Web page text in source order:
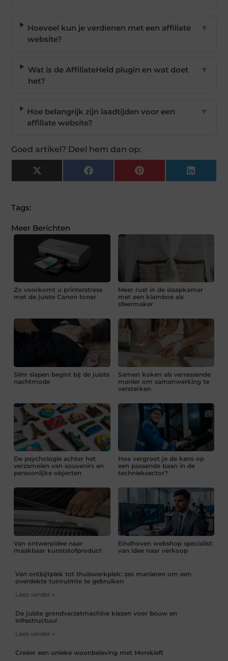
Hoeveel kun je verdienen met een affiliate
website?
▼
Wat is de AffiliateHeld plugin en wat doet
het?
▼
Hoe belangrijk zijn laadtijden voor een
affiliate website?
▼
Goed artikel? Deel hem dan op:
X
(Twitter)
Facebook Pinterest
Tags:
Meer Berichten
Zo voorkomt u printerstress
met de juiste Canon toner
Meer rust in de slaapkamer
met een klamboe als
sfeermaker
Slim slapen begint bij de juiste
nachtmode
Samen koken als verrassende
manier om samenwerking te
versterken
De psychologie achter het
verzamelen van souvenirs en
persoonlijke objecten
Hoe vergroot je de kans op
een passende baan in de
technieksector?
Van ontwerpidee naar
maakbaar kunststofproduct
Eindhoven webshop specialist:
van idee naar verkoop
Van ontbijtplek tot thuiswerkplek: zes manieren om een
overdekte tuinruimte te gebruiken
Lees verder »
De juiste grondverzetmachine kiezen voor bouw en
infrastructuur
Lees verder »
Creëer een unieke woonbeleving met Morskieft